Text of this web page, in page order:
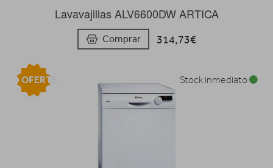
Lavavajillas ALV6600DW ARTICA
Comprar 314,73€
Stock inmediato
OFERTA